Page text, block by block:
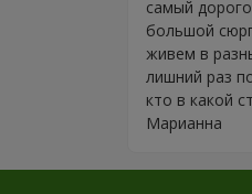
самый
большой
живем в
лишний раз
кто в какой
Марианна